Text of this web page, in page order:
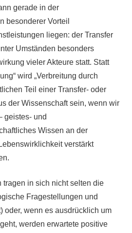
gerade in der
besonderer Vorteil
liegen: der Transfer
Umständen besonders
vieler Akteure statt. Statt
wird „Verbreitung durch
Teil einer Transfer- oder
der Wissenschaft sein, wenn wir
geistes- und
Wissen an der
verstärkt
tragen in sich nicht selten die
Fragestellungen und
oder, wenn es ausdrücklich um
werden erwartete positive